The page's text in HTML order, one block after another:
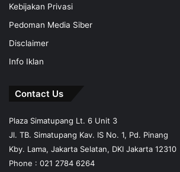
Kebijakan Privasi
Pedoman Media Siber
Disclaimer
Info Iklan
Contact Us
Plaza Simatupang Lt. 6 Unit 3
Jl. TB. Simatupang Kav. IS No. 1, Pd. Pinang
Kby. Lama, Jakarta Selatan, DKI Jakarta 12310
Phone : 021 2784 6264